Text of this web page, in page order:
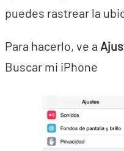
puedes rastrear la
Para hacerlo, ve a
Buscar mi iPhone